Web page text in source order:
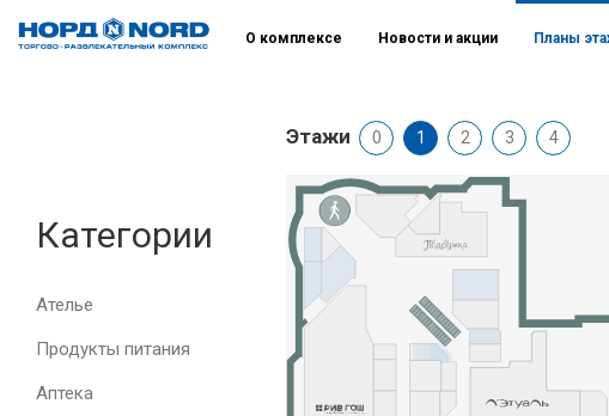
Категории
Ателье
Продукты питания
Аптека
О комплексе Новости и акции Планы
Этажи 0 1 2 3 4